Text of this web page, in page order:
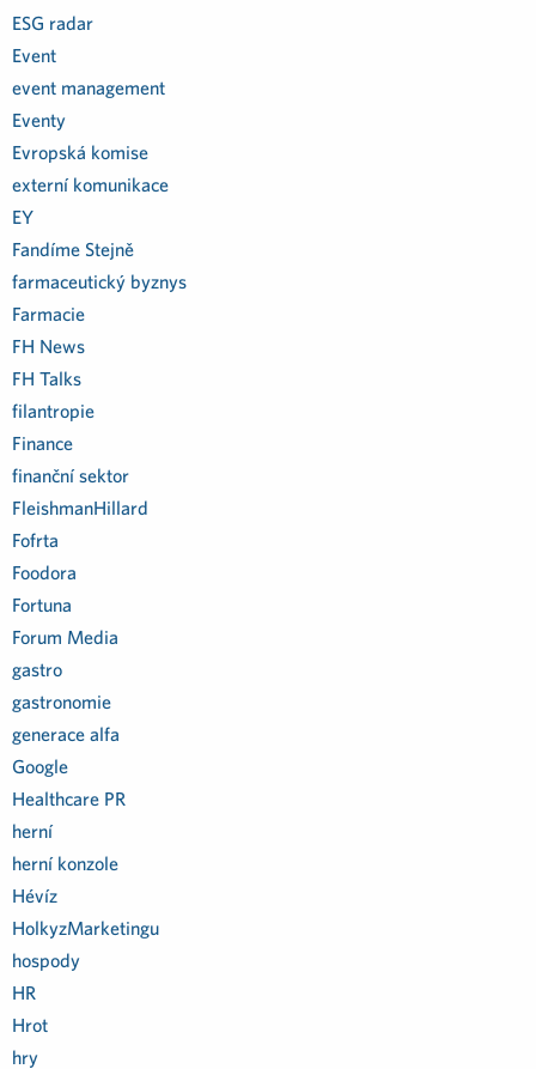
ESG radar
Event
event management
Eventy
Evropská komise
externí komunikace
EY
Fandíme Stejně
farmaceutický byznys
Farmacie
FH News
FH Talks
filantropie
Finance
finanční sektor
FleishmanHillard
Fofrta
Foodora
Fortuna
Forum Media
gastro
gastronomie
generace alfa
Google
Healthcare PR
herní
herní konzole
Hévíz
HolkyzMarketingu
hospody
HR
Hrot
hry